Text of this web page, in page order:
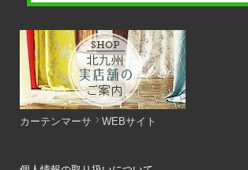
カーテンマーサ WEBサイト